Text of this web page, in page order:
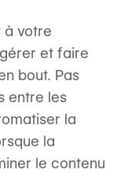
à votre
et faire
bout. Pas
entre les
la
la
le contenu